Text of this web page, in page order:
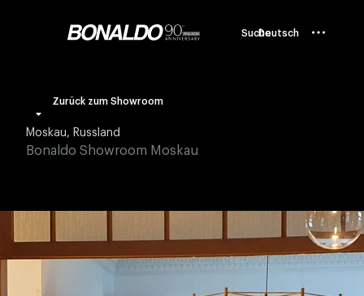
SucheDeutsch
Zurück zum Showroom
Moskau, Russland
Bonaldo Showroom Moskau